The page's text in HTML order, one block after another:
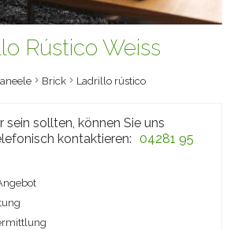
Rústico Weiss
Brick Ladrillo rústico
sein sollten, können Sie uns
kontaktieren: 04281 95